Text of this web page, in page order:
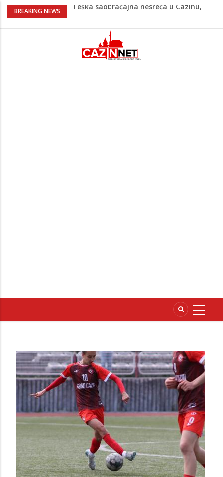
BREAKING NEWS
Teška saobraćajna nesreća u Cazinu,
Ovo je 24-godišnji mladić koji je izgubio
život u rijeci Krivaji kod Zavidovića
Na Ahiret preselio LJUBIJANKIĆ (Hasan)
REDŽEP